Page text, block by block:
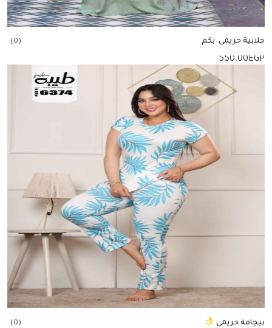
جلابية حريمى بكم (0)
550.00EGP
إضافة للسلة
بيجامة حريمى (0)